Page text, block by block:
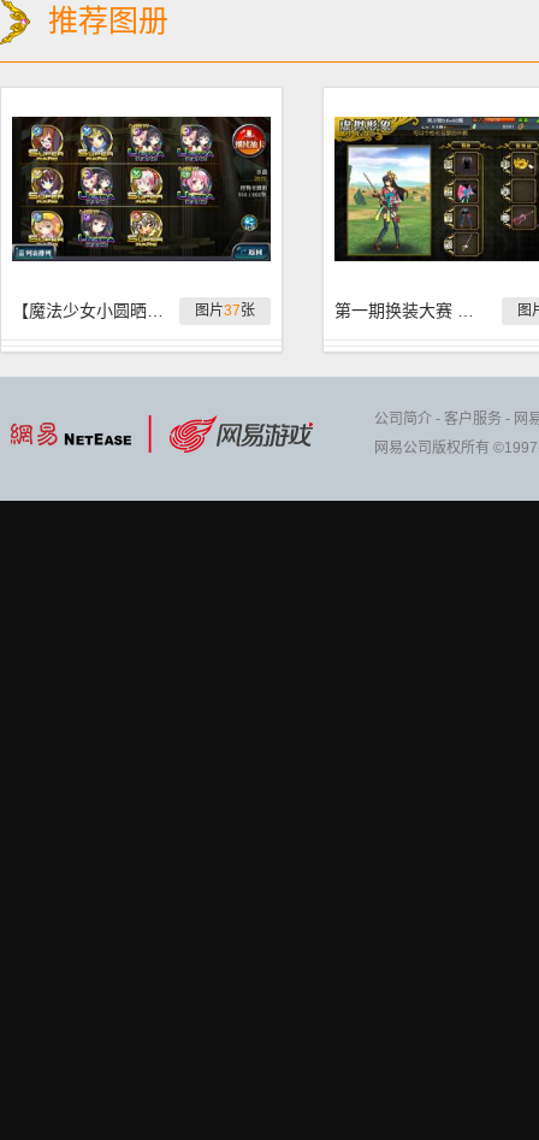
推荐图册
图片37张 图
公司简介 - 客户服务 - 网
网易公司版权所有